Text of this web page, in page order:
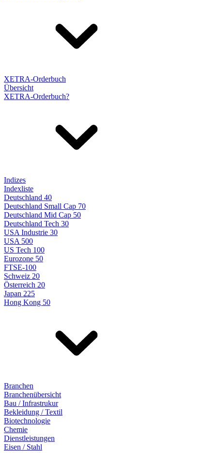
XETRA-Orderbuch
Übersicht
XETRA-Orderbuch?
Indizes
Indexliste
Deutschland 40
Deutschland Small Cap 70
Deutschland Mid Cap 50
Deutschland Tech 30
USA Industrie 30
USA 500
US Tech 100
Eurozone 50
FTSE-100
Schweiz 20
Österreich 20
Japan 225
Hong Kong 50
Branchen
Branchenübersicht
Bau / Infrastrukur
Bekleidung / Textil
Biotechnologie
Chemie
Dienstleistungen
Eisen / Stahl